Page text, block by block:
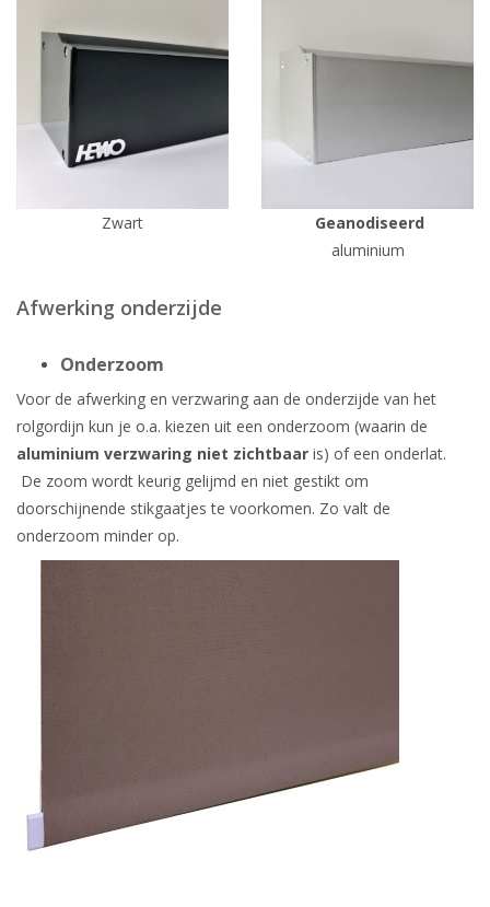
Zwart
Geanodiseerd
aluminium
Afwerking onderzijde
Onderzoom
Voor de afwerking en verzwaring aan de onderzijde van het
rolgordijn kun je o.a. kiezen uit een onderzoom (waarin de
aluminium verzwaring niet zichtbaar is) of een onderlat.
De zoom wordt keurig gelijmd en niet gestikt om
doorschijnende stikgaatjes te voorkomen. Zo valt de
onderzoom minder op.